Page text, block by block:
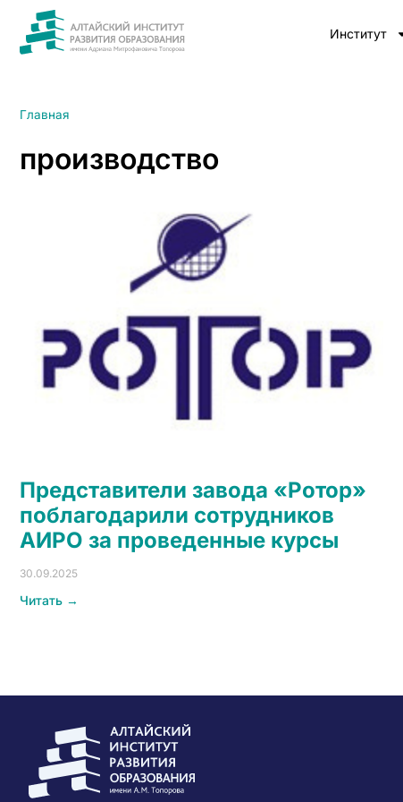
Институт
Главная
производство
Представители завода «Ротор»
поблагодарили сотрудников
АИРО за проведенные курсы
30.09.2025
Читать →